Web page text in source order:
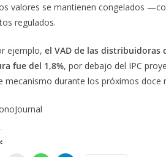
valores se mantienen congelados
regulados.
ejemplo, el VAD de las distribuidoras
fue del 1,8%, por debajo del IPC
mecanismo durante los próximos doce